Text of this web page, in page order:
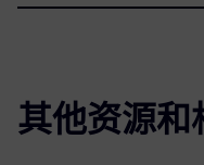
其他资源和